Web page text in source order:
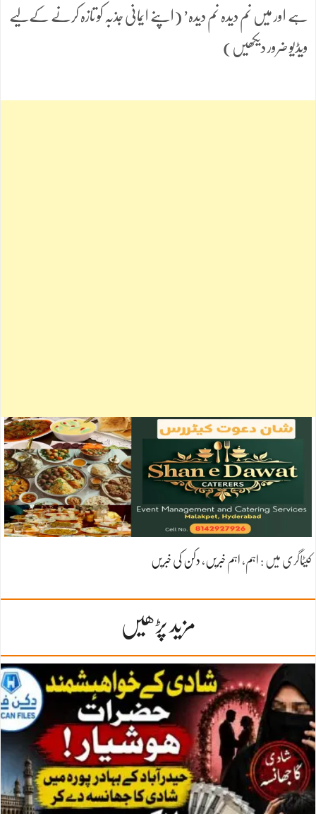
ہے اور میں نم دیدہ نم دیدہ’ (اپنے ایمانی جذبہ کو تازہ کرنے کےلیے
ویڈیو ضرور دیکھیں)
کیٹاگری میں : اہم ، اہم خبریں ، دکن کی خبریں
مزید پڑھیں